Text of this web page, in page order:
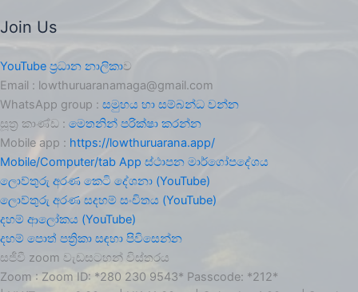
Join Us
YouTube ප්‍රධාන නාලිකාව
Email : lowthuruaranamaga@gmail.com
WhatsApp group : සමුහය හා සම්බන්ධ වන්න
සූත්‍ර කාණ්ඩ : මෙතනින් පරික්ෂා කරන්න
Mobile app : https://lowthuruarana.app/
Mobile/Computer/tab App ස්ථාපන මාර්ගෝපදේශය
ලොව්තුරු අරණ කෙටි දේශනා (YouTube)
ලොව්තුරු අරණ සදහම් සංචිතය (YouTube)
දහම් ආලෝකය (YouTube)
දහම් පොත් පත්‍රිකා සඳහා පිවිසෙන්න
සජීවී zoom වැඩසටහන් විස්තරය
Zoom : Zoom ID: *280 230 9543* Passcode: *212*